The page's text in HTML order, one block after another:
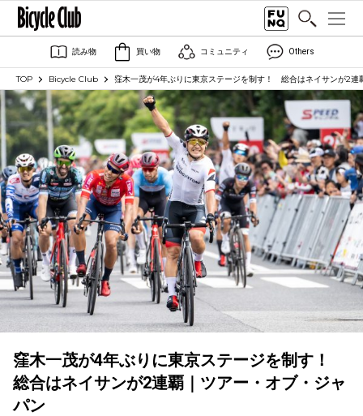
読み物 買い物 コミュニティ Others
TOP Bicycle Club 窪木一茂が4年ぶりに東京ステージを制す！ 総合はネイサンが2連
窪木一茂が4年ぶりに東京ステージを制す！
総合はネイサンが2連覇｜ツアー・オブ・ジャ
パン